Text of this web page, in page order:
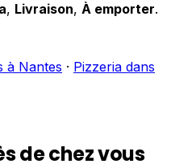
, Livraison, À emporter.
à Nantes · Pizzeria dans
de chez vous